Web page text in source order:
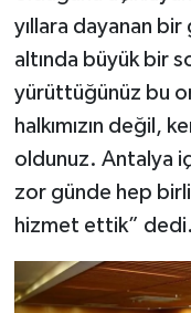
yıllara dayanan
altında büyük bir
yürüttüğünüz bu
halkımızın değil,
oldunuz. Antalya
zor günde hep
hizmet ettik” dedi.